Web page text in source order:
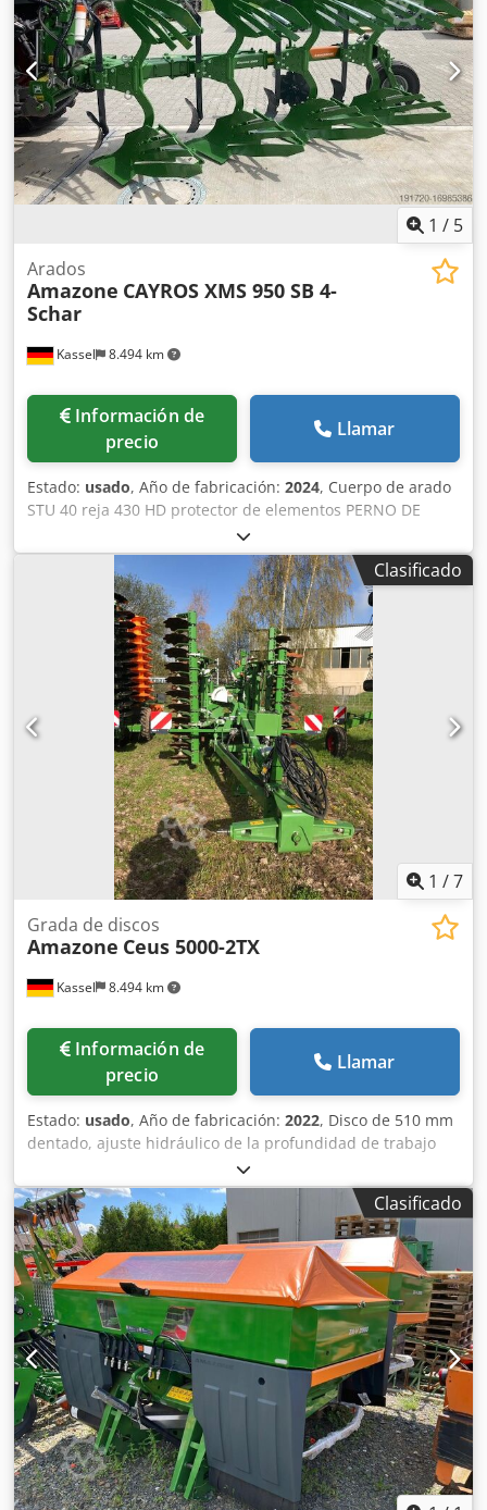
1 / 5
Kassel 8.494 km
Arados
Amazone CAYROS XMS 950 SB 4-
Schar
Información de
precio
Llamar
Estado: usado, Año de fabricación: 2024, Cuerpo de arado
STU 40 reja 430 HD protector de elementos PERNO DE
SEGURIDAD / Dwjdpfx Aeuhnlmecmea
Clasificado
1 /7
Kassel 8.494 km
Grada de discos
Amazone Ceus 5000-2TX
Información de
precio
Llamar
Estado: usado, Año de fabricación: 2022, Disco de 510 mm
dentado, ajuste hidráulico de la profundidad de trabajo
del grupo de discos / ajuste hidráulico de la profundidad
de trabajo de la unidad de nivelación, púas C-Mix-Ultra
para Ceus 50 / ajuste hidráulico de la profundidad de
trabajo del campo de púas con lanza hidráulica HD
CUCHILLA 80 mm / (14/K1) Djdpfx Ajtz Tplecmjwa
Clasificado